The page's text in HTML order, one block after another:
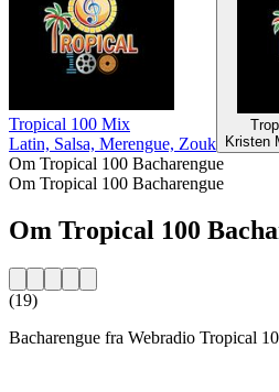
Tropical 100 Mix
Latin, Salsa, Merengue, Zouk
Kristen
Om Tropical 100 Bacharengue
Om Tropical 100 Bacharengue
Om Tropical 100
(19)
Bacharengue fra Webradio Tropical